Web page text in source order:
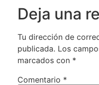
Deja una
Tu dirección de
publicada. Los
marcados con *
Comentario *